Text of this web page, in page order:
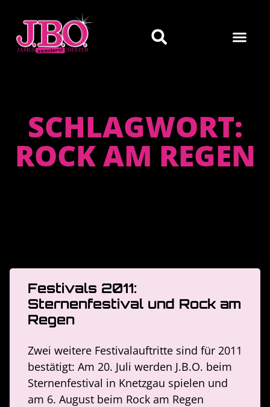
SCHLAGWORT:
ROCK AM REGEN
Festivals 2011:
Sternenfestival und Rock am
Regen
Zwei weitere Festivalauftritte sind für 2011
bestätigt: Am 20. Juli werden J.B.O. beim
Sternenfestival in Knetzgau spielen und
am 6. August beim Rock am Regen